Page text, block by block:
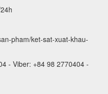
pham/ket-sat-xuat-khau-
- Viber: +84 98 2770404 -